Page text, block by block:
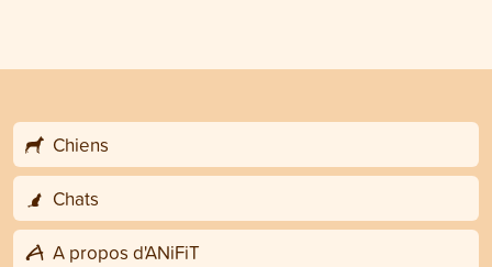
Chiens
Chats
A propos d'ANiFiT